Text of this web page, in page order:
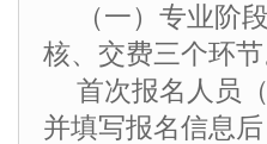
（一）专业阶
核、交费三个环节
首次报名人员
并填写报名信息